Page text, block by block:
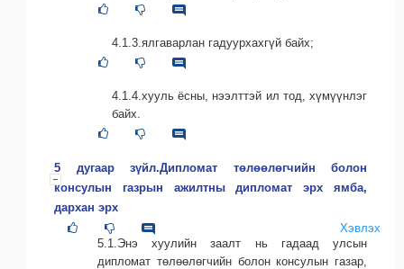
4.1.3.ялгаварлан гадуурхахгүй байх;
4.1.4.хууль ёсны, нээлттэй ил тод, хүмүүнлэг
байх.
5 дугаар зүйл.Дипломат төлөөлөгчийн болон
консулын газрын ажилтны дипломат эрх ямба,
дархан эрх
Хэвлэх
5.1.Энэ хуулийн заалт нь гадаад улсын
дипломат төлөөлөгчийн болон консулын газар,